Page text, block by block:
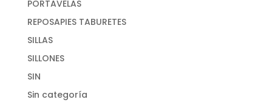
PORTAVELAS
REPOSAPIES TABURETES
SILLAS
SILLONES
SIN
Sin categoría